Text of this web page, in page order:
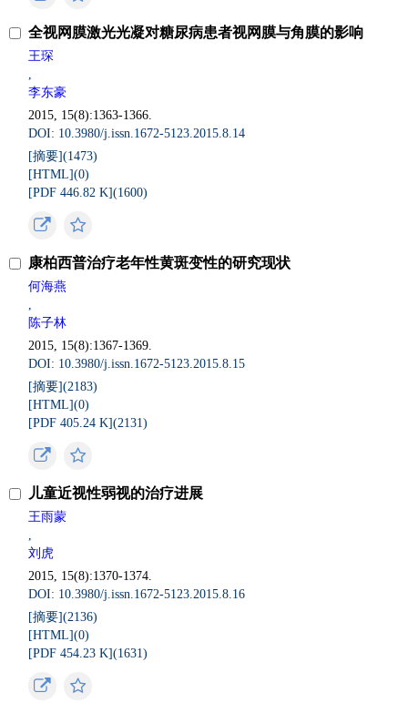
全视网膜激光光凝对糖尿病患者视网膜与角膜的影响
王琛
,
李东豪
2015, 15(8):1363-1366.
DOI: 10.3980/j.issn.1672-5123.2015.8.14
[摘要](1473)
[HTML](0)
[PDF 446.82 K](1600)
康柏西普治疗老年性黄斑变性的研究现状
何海燕
,
陈子林
2015, 15(8):1367-1369.
DOI: 10.3980/j.issn.1672-5123.2015.8.15
[摘要](2183)
[HTML](0)
[PDF 405.24 K](2131)
儿童近视性弱视的治疗进展
王雨蒙
,
刘虎
2015, 15(8):1370-1374.
DOI: 10.3980/j.issn.1672-5123.2015.8.16
[摘要](2136)
[HTML](0)
[PDF 454.23 K](1631)